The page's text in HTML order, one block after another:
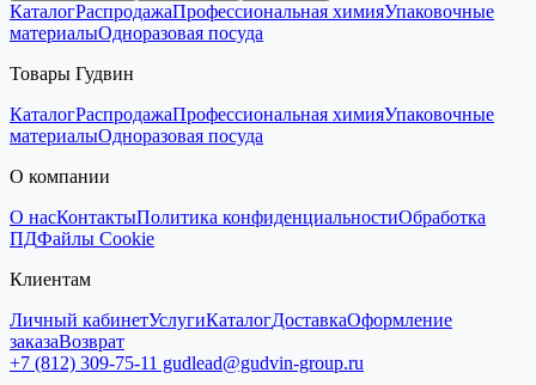
КаталогРаспродажаПрофессиональная химияУпаковочные
материалыОдноразовая посуда
Товары Гудвин
КаталогРаспродажаПрофессиональная химияУпаковочные
материалыОдноразовая посуда
О компании
О насКонтактыПолитика конфиденциальностиОбработка
ПДФайлы Cookie
Клиентам
Личный кабинетУслугиКаталогДоставкаОформление
заказаВозврат
+7 (812) 309-75-11 gudlead@gudvin-group.ru